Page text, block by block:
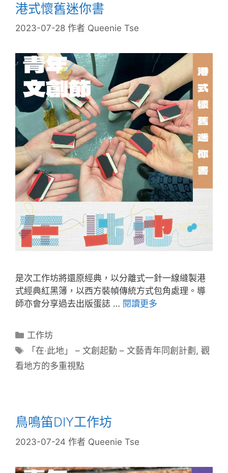
港式懷舊迷你書
2023-07-28 作者 Queenie Tse
是次工作坊將還原經典，以分離式一針一線縫製港
式經典紅黑簿，以西方裝幀傳統方式包角處理。導
師亦會分享過去出版蛋誌 … 閱讀更多
工作坊
「在‧此地」 – 文創起動 – 文藝青年同創計劃​ ,觀
看地方的多重視點
鳥鳴笛DIY工作坊
2023-07-24 作者 Queenie Tse